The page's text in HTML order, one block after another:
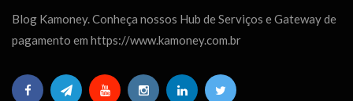
Blog Kamoney. Conheça nossos Hub de Serviços e Gateway de
pagamento em https://www.kamoney.com.br